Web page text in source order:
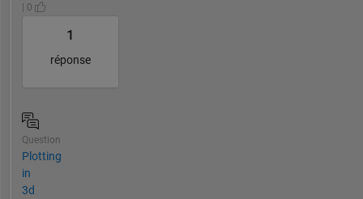
| 0
1
réponse
Question
Plotting
in
3d